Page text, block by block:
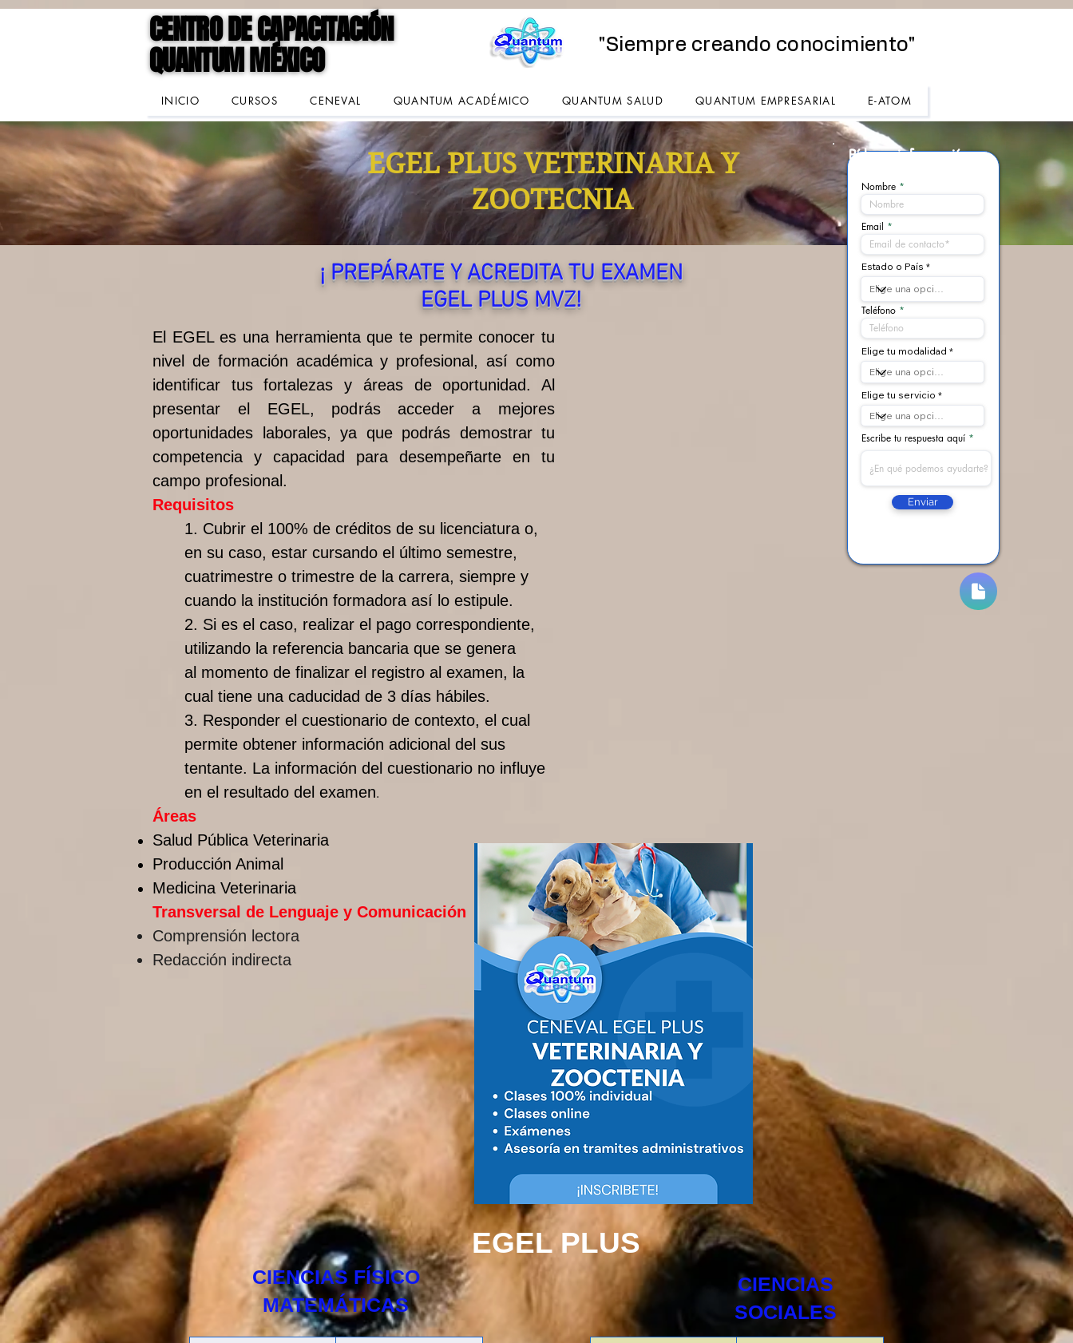
CENTRO DE CAPACITACIÓN
QUANTUM MÉXICO
CENTRO DE CAPACITACIÓN
QUANTUM MÉXICO "Siempre creando conocimiento"
INICIO CURSOS CENEVAL QUANTUM ACADÉMICO QUANTUM SALUD QUANTUM EMPRESARIAL E-ATOM
EGEL PLUS VETERINARIA Y
ZOOTECNIA
¡ PREPÁRATE Y ACREDITA TU EXAMEN
EGEL PLUS MVZ!
El EGEL es una herramienta que te permite conocer tu
nivel de formación académica y profesional, así como
identificar tus fortalezas y áreas de oportunidad. Al
presentar el EGEL, podrás acceder a mejores
oportunidades laborales, ya que podrás demostrar tu
competencia y capacidad para desempeñarte en tu
campo profesional.
Requisitos
1. Cubrir el 100% de créditos de su licenciatura o,
en su caso, estar cursando el último semestre,
cuatrimestre o trimestre de la carrera, siempre y
cuando la institución formadora así lo estipule.
2. Si es el caso, realizar el pago correspondiente,
utilizando la referencia bancaria que se genera
al momento de finalizar el registro al examen, la
cual tiene una caducidad de 3 días hábiles.
3. Responder el cuestionario de contexto, el cual
permite obtener información adicional del sus
tentante. La información del cuestionario no influye
en el resultado del examen.
Áreas
Salud Pública Veterinaria
Producción Animal
Medicina Veterinaria
Transversal de Lenguaje y Comunicación
Comprensión lectora
Redacción indirecta
EGEL PLUS
CIENCIAS FÍSICO
MATEMÁTICAS
CIENCIAS
SOCIALES
Pídenosinformación
Nombre
Email
Estado o País
Teléfono
Elige tu modalidad
Elige tu servicio
Escribe tu respuesta aquí
Enviar